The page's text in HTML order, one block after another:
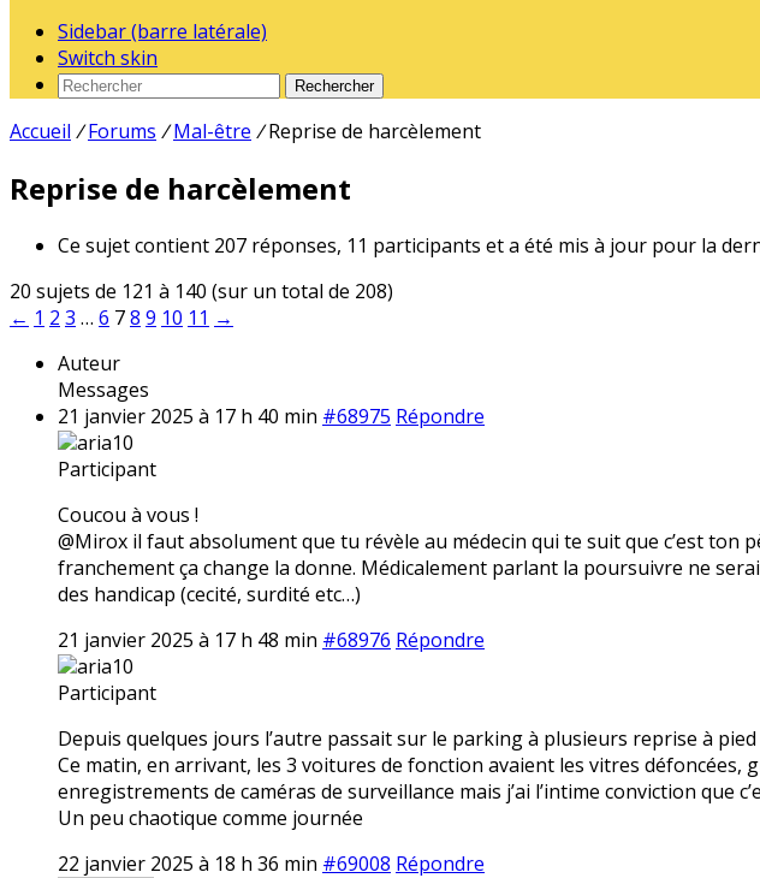
Sidebar (barre latérale)
Switch skin
Rechercher
Accueil / Forums / Mal-être / Reprise de harcèlement
Reprise de harcèlement
Ce sujet contient 207 réponses, 11 participants et a été mis à jour pour la
20 sujets de 121 à 140 (sur un total de 208)
← 1 2 3 … 6 78 9 10 11 →
Auteur
Messages
21 janvier 2025 à 17 h 40 min #68975 Répondre
aria10
Participant
Coucou à vous !
@Mirox il faut absolument que tu révèle au médecin qui te suit que c’est ton
franchement ça change la donne. Médicalement parlant la poursuivre ne
des handicap (cecité, surdité etc…)
21 janvier 2025 à 17 h 48 min #68976 Répondre
aria10
Participant
Depuis quelques jours l’autre passait sur le parking à plusieurs reprise à
Ce matin, en arrivant, les 3 voitures de fonction avaient les vitres défoncées,
enregistrements de caméras de surveillance mais j’ai l’intime conviction que
Un peu chaotique comme journée
22 janvier 2025 à 18 h 36 min #69008 Répondre